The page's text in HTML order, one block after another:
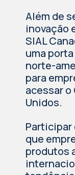
Além de
inovação
SIAL
uma
norte-
para
acessar o
Unidos.
Participar
que
produtos